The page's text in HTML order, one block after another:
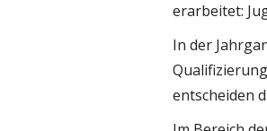
erarbeitet:
In der
entscheiden